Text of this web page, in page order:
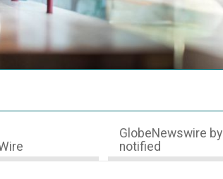
GlobeNewswire by
notified